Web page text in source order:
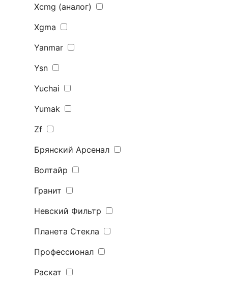
Xcmg (аналог)
Xgma
Yanmar
Ysn
Yuchai
Yumak
Zf
Брянский Арсенал
Волтайр
Гранит
Невский Фильтр
Планета Стекла
Профессионал
Раскат